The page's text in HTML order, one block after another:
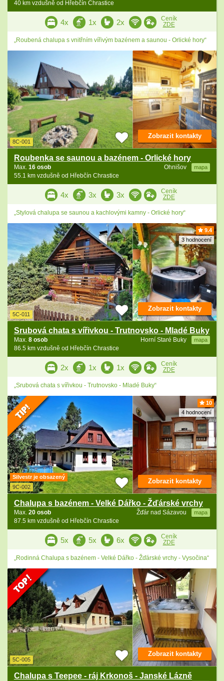
40 km vzdušně od Hřebčín Chrastice
4x 1x 2x
Ceník
ZDE
„Roubená chalupa s vnitřním vířivým bazénem a saunou - Orlické hory“
8C-001
Roubenka se saunou a bazénem - Orlické hory
Ohnišov mapa
Max. 16 osob
55.1 km vzdušně od Hřebčín Chrastice
Zobrazit kontakty
4x 3x 3x
Ceník
ZDE
„Stylová chalupa se saunou a kachlovými kamny - Orlické hory“
9.4
3 hodnocení
5C-011
Srubová chata s vířivkou - Trutnovsko - Mladé Buky
Horní Staré Buky mapa
Max. 8 osob
86.5 km vzdušně od Hřebčín Chrastice
Zobrazit kontakty
2x 1x 1x
Ceník
ZDE
„Srubová chata s vířivkou - Trutnovsko - Mladé Buky“
10
4 hodnocení
Silvestr je obsazený
9C-002
Chalupa s bazénem - Velké Dářko - Žďárské vrchy
Žďár nad Sázavou mapa
Max. 20 osob
87.5 km vzdušně od Hřebčín Chrastice
Zobrazit kontakty
5x 5x 6x
Ceník
ZDE
„Rodinná Chalupa s bazénem - Velké Dářko - Žďárské vrchy - Vysočina“
5C-005
Chalupa s Teepee - ráj Krkonoš - Janské Lázně
Zobrazit kontakty